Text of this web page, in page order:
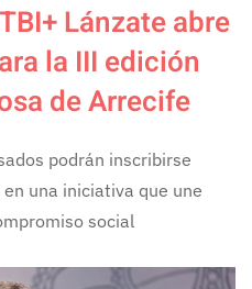
Lánzate abre
la III edición
de Arrecife
podrán inscribirse
una iniciativa que une
social